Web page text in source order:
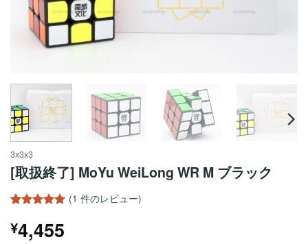
3x3x3
[取扱終了] MoYu WeiLong WR M ブラック
評価に基づ
く5段階評
(1 件のレビュー)
¥4,455